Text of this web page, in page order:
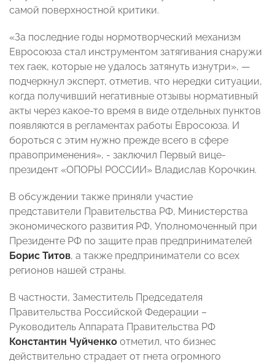
самой поверхностной критики.
«За последние годы нормотворческий механизм
Евросоюза стал инструментом затягивания снаружи
тех гаек, которые не удалось затянуть изнутри», —
подчеркнул эксперт, отметив, что нередки ситуации,
когда получивший негативные отзывы нормативный
акты через какое-то время в виде отдельных пунктов
появляются в регламентах работы Евросоюза. И
бороться с этим нужно прежде всего в сфере
правоприменения», - заключил Первый вице-
президент «ОПОРЫ РОССИИ» Владислав Корочкин.
В обсуждении также приняли участие
представители Правительства РФ, Министерства
экономического развития РФ, Уполномоченный при
Президенте РФ по защите прав предпринимателей
Борис Титов, а также предприниматели со всех
регионов нашей страны.
В частности, Заместитель Председателя
Правительства Российской Федерации –
Руководитель Аппарата Правительства РФ
Константин Чуйченко отметил, что бизнес
действительно страдает от гнета огромного